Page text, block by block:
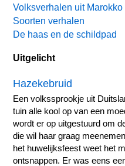
Volksverhalen uit Marokko
Soorten verhalen
De haas en de schildpad
Uitgelicht
Hazekebruid
Een volkssprookje uit
tuin alle kool op van een
wordt er op uitgestuurd om
die wil haar graag
het huwelijksfeest weet het
ontsnappen. Er was eens